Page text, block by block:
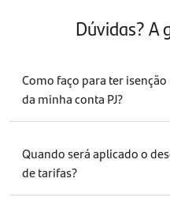
Dúvidas? A
Como faço para ter
da minha conta PJ?
automático na sua conta do
100% de isenção.
A regra é simples, paga o
Quando será aplicado o
de tarifas?